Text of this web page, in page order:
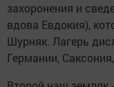
захоронения и
вдова Евдокия),
Шурняк. Лагерь
Германии,